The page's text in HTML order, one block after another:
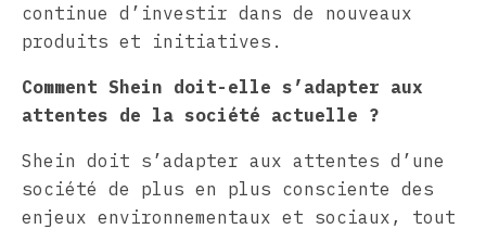
continue d’investir dans de nouveaux
produits et initiatives.
Comment Shein doit-elle s’adapter aux
attentes de la société actuelle ?
Shein doit s’adapter aux attentes d’une
société de plus en plus consciente des
enjeux environnementaux et sociaux, tout